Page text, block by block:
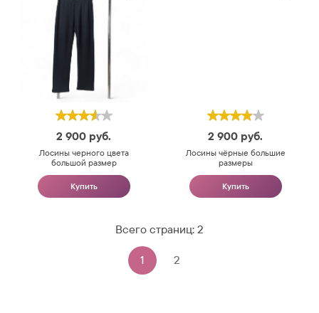
2 900 руб.
Лосины черного цвета
большой размер
Купить
2 900 руб.
Лосины чёрные большие
размеры
Купить
Всего страниц:2
1 2